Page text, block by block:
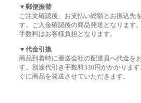
▼郵便振替
ご注文確認後、お支払い総額とお振込先
す。ご入金確認後の商品発送となります
手数料はお客様負担となります。
▼代金引換
商品到着時に運送会社の配達員へ代金を
す。別途代引き手数料330円がかかりま
ぐに商品を発送させていただきます。